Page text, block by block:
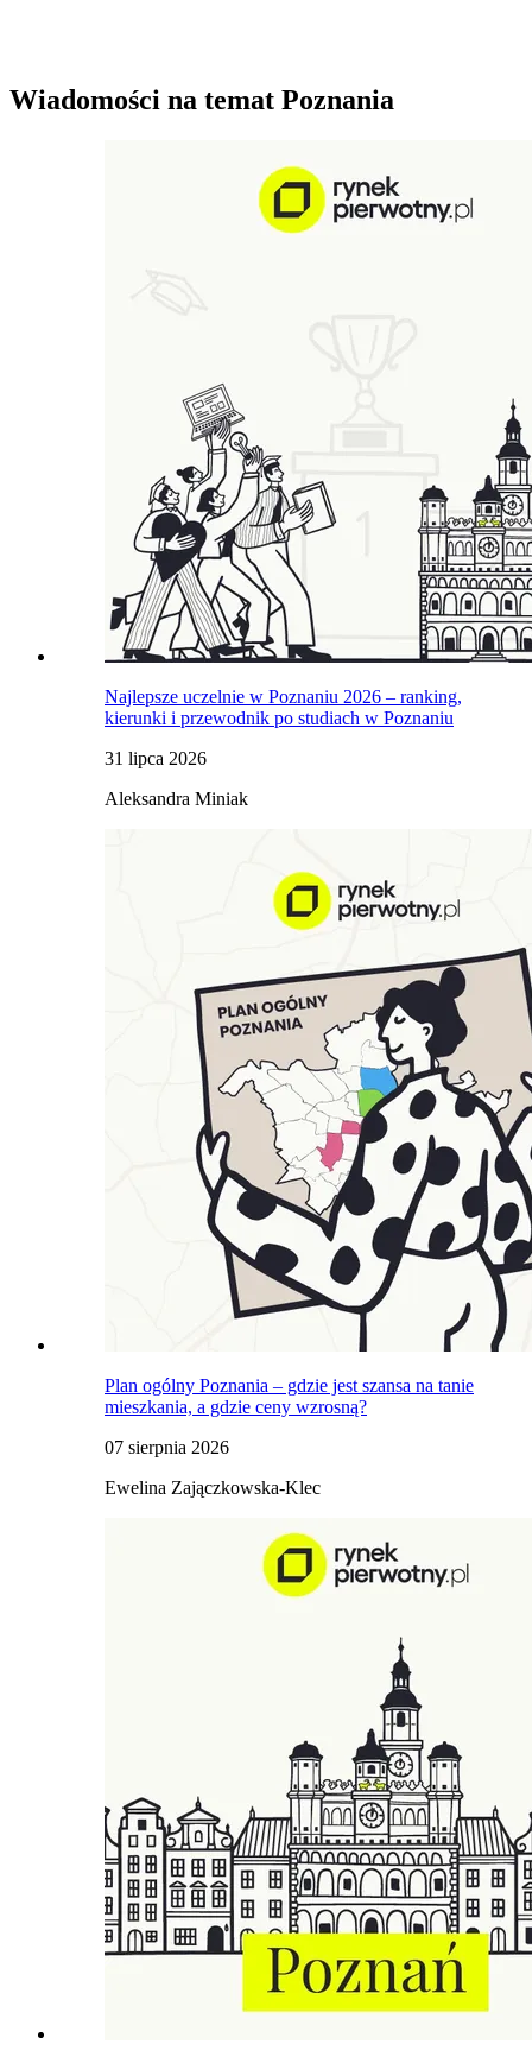
Wiadomości na temat Poznania
Najlepsze uczelnie w Poznaniu 2026 – ranking,
kierunki i przewodnik po studiach w Poznaniu
31 lipca 2026
Aleksandra Miniak
Plan ogólny Poznania – gdzie jest szansa na tanie
mieszkania, a gdzie ceny wzrosną?
07 sierpnia 2026
Ewelina Zajączkowska-Klec